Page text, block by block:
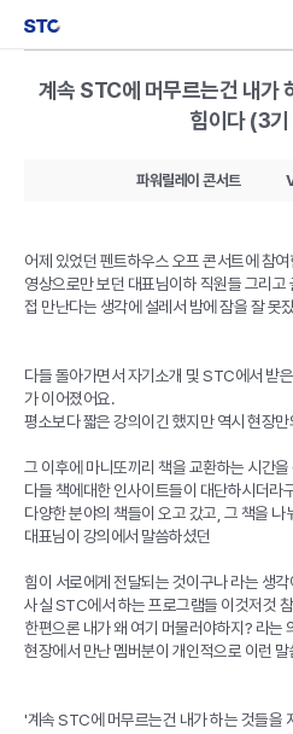
계속 STC에 머무르는건 내가
힘이다 (3
파워릴레이 콘서트
어제 있었던 펜트하우스 오프 콘서트에 참
영상으로만 보던 대표님이하 직원들 그리
접 만난다는 생각에 설레서 밤에 잠을 잘 못
다들 돌아가면서 자기소개 및 STC에서 받
가 이어졌어요.
평소보다 짧은 강의이긴 했지만 역시 현장
그 이후에 마니또끼리 책을 교환하는 시간
다들 책에대한 인사이트들이 대단하시더라
다양한 분야의 책들이 오고 갔고, 그 책을
대표님이 강의에서 말씀하셨던
힘이 서로에게 전달되는 것이구나 라는 생
사실 STC에서 하는 프로그램들 이것저것
한편으론 내가 왜 여기 머물러야하지? 라는
현장에서 만난 멤버분이 개인적으로 이런
'계속 STC에 머무르는건 내가 하는 것들을